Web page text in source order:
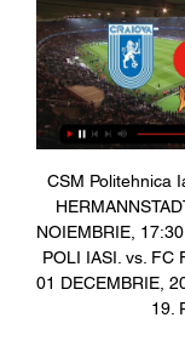
CSM Politehnica
NOIEMBRIE,
POLI IASI. vs. FC
01 DECEMBRIE,
19.